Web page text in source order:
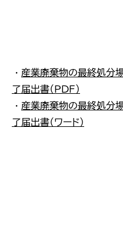
・ 産業廃棄物の最終処分
了届出書（ＰＤＦ）
・ 産業廃棄物の最終処分
了届出書（ワード）